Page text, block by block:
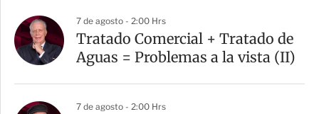
7 de agosto - 2:00 Hrs
Tratado Comercial + Tratado de
Aguas = Problemas a la vista (II)
7 de agosto - 2:00 Hrs